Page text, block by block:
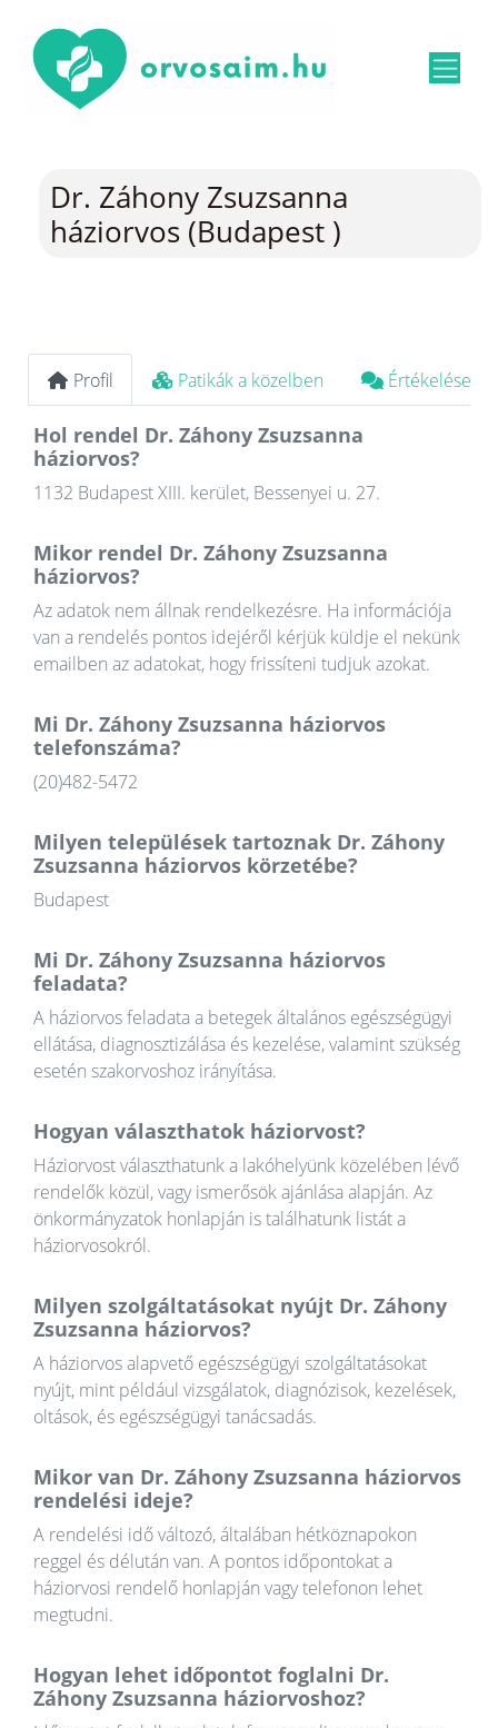
Dr. Záhony Zsuzsanna
háziorvos (Budapest )
Profil Patikák a közelben Értékelések
Hol rendel Dr. Záhony Zsuzsanna
háziorvos?
1132 Budapest XIII. kerület, Bessenyei u. 27.
Mikor rendel Dr. Záhony Zsuzsanna
háziorvos?
Az adatok nem állnak rendelkezésre. Ha információja
van a rendelés pontos idejéről kérjük küldje el nekünk
emailben az adatokat, hogy frissíteni tudjuk azokat.
Mi Dr. Záhony Zsuzsanna háziorvos
telefonszáma?
(20)482-5472
Milyen települések tartoznak Dr. Záhony
Zsuzsanna háziorvos körzetébe?
Budapest
Mi Dr. Záhony Zsuzsanna háziorvos
feladata?
A háziorvos feladata a betegek általános egészségügyi
ellátása, diagnosztizálása és kezelése, valamint szükség
esetén szakorvoshoz irányítása.
Hogyan választhatok háziorvost?
Háziorvost választhatunk a lakóhelyünk közelében lévő
rendelők közül, vagy ismerősök ajánlása alapján. Az
önkormányzatok honlapján is találhatunk listát a
háziorvosokról.
Milyen szolgáltatásokat nyújt Dr. Záhony
Zsuzsanna háziorvos?
A háziorvos alapvető egészségügyi szolgáltatásokat
nyújt, mint például vizsgálatok, diagnózisok, kezelések,
oltások, és egészségügyi tanácsadás.
Mikor van Dr. Záhony Zsuzsanna háziorvos
rendelési ideje?
A rendelési idő változó, általában hétköznapokon
reggel és délután van. A pontos időpontokat a
háziorvosi rendelő honlapján vagy telefonon lehet
megtudni.
Hogyan lehet időpontot foglalni Dr.
Záhony Zsuzsanna háziorvoshoz?